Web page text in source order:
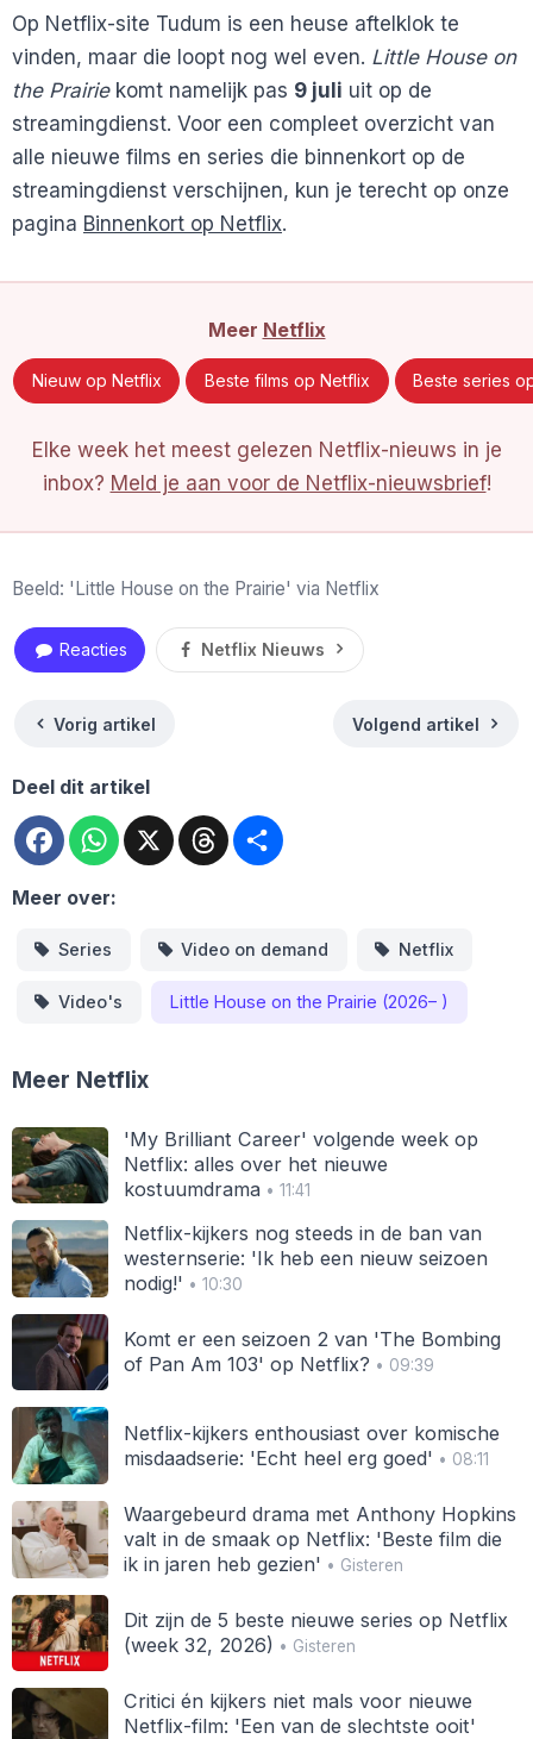
Op Netflix-site Tudum is een heuse aftelklok te
vinden, maar die loopt nog wel even. Little House on
the Prairiekomt namelijk pas 9 juli uit op de
streamingdienst. Voor een compleet overzicht van
alle nieuwe films en series die binnenkort op de
streamingdienst verschijnen, kun je terecht op onze
pagina Binnenkort op Netflix.
Meer Netflix
Nieuw op Netflix Beste films op Netflix Beste series
Elke week het meest gelezen Netflix-nieuws in je
inbox? Meld je aan voor de Netflix-nieuwsbrief!
Beeld: 'Little House on the Prairie' via Netflix
Reacties Netflix Nieuws
Vorig artikel Volgend artikel
Deel dit artikel
FacebookWhatsApp
X Threads
Meer over:
Series Video on demand Netflix
Video's Little House on the Prairie (2026– )
Meer Netflix
'My Brilliant Career' volgende week op
Netflix: alles over het nieuwe
kostuumdrama• 11:41
Netflix-kijkers nog steeds in de ban van
westernserie: 'Ik heb een nieuw seizoen
nodig!' • 10:30
Komt er een seizoen 2 van 'The Bombing
of Pan Am 103' op Netflix? • 09:39
Netflix-kijkers enthousiast over komische
misdaadserie: 'Echt heel erg goed' • 08:11
Waargebeurd drama met Anthony Hopkins
valt in de smaak op Netflix: 'Beste film die
ik in jaren heb gezien' • Gisteren
Dit zijn de 5 beste nieuwe series op Netflix
(week 32, 2026) • Gisteren
Critici én kijkers niet mals voor nieuwe
Netflix-film: 'Een van de slechtste ooit'